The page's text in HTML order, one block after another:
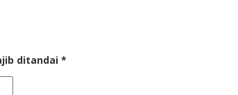
ditandai *